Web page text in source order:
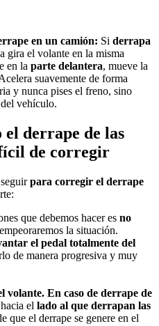
en un camión: Si derrapa
gira el volante en la misma
en la parte delantera, mueve la
suavemente de forma
y nunca pises el freno, sino
vehículo.
el derrape de las
de corregir
para corregir el derrape
que debemos hacer es no
la situación.
el pedal totalmente del
de manera progresiva y muy
volante. En caso de derrape de
el lado al que derrapan las
que el derrape se genere en el